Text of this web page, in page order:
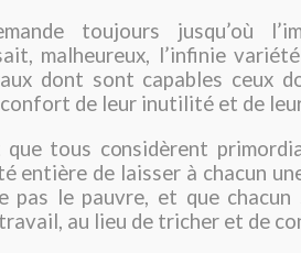
toujours jusqu’où
malheureux, l’infinie
dont sont capables ceux
confort de leur inutilité et de
que tous considèrent
entière de laisser à chacun
pas le pauvre, et que chacun
au lieu de tricher et de